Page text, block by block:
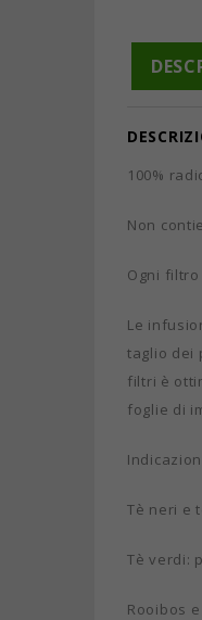
100%
Non
Ogni
Le
taglio dei
filtri è
foglie di
Tè neri e
Tè verdi:
Rooibos